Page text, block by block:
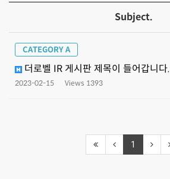
Subject.
CATEGORY A
더로벨 IR 게시판 제목이 들어갑니다.
2023-02-15 Views 1393
1